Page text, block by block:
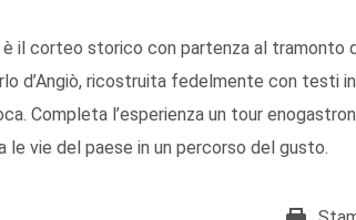
il corteo storico con partenza al tramonto
d’Angiò, ricostruita fedelmente con testi
Completa l’esperienza un tour
vie del paese in un percorso del gusto.